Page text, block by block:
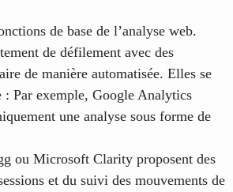
de base de l’analyse web.
de défilement avec des
de manière automatisée. Elles se
: Par exemple, Google Analytics
une analyse sous forme de
ou Microsoft Clarity proposent des
et du suivi des mouvements de